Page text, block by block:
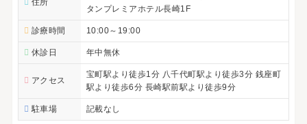
住所
タンプレミアホテル長崎1F
診療時間 10:00～19:00
休診日 年中無休
アクセス
宝町駅より徒歩1分 八千代町駅より徒歩3分 銭座町
駅より徒歩6分 長崎駅前駅より徒歩9分
駐車場 記載なし